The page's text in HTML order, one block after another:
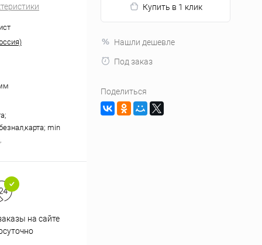
min
на сайте
Купить в 1 клик
Нашли дешевле
Под заказ
Поделиться